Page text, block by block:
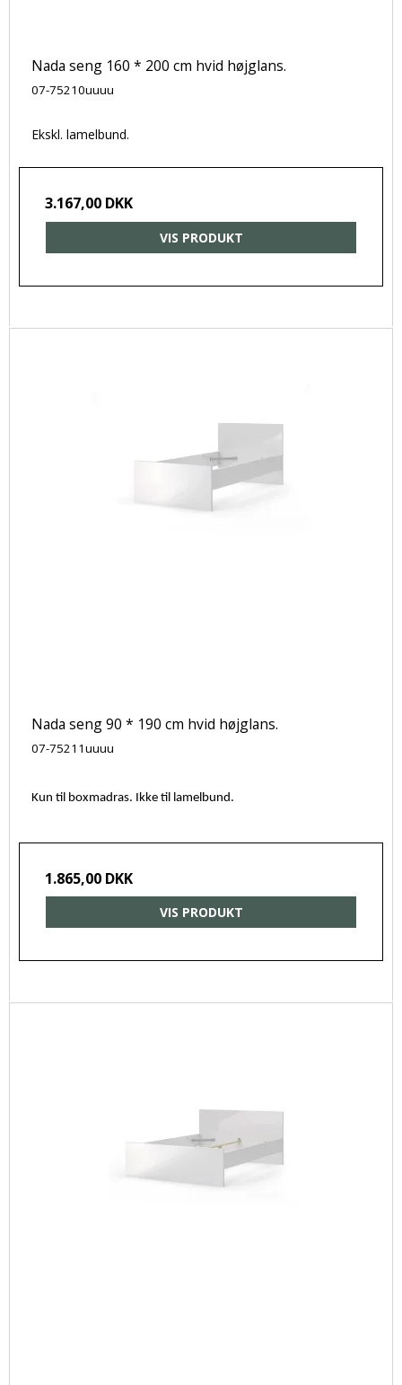
Nada seng 160 * 200 cm hvid højglans.
07-75210uuuu
Ekskl. lamelbund.
3.167,00 DKK
VIS PRODUKT
Nada seng 90 * 190 cm hvid højglans.
07-75211uuuu
Kun til boxmadras. Ikke til lamelbund.
1.865,00 DKK
VIS PRODUKT